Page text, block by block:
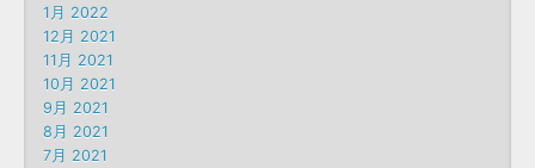
1月 2022
12月 2021
11月 2021
10月 2021
9月 2021
8月 2021
7月 2021